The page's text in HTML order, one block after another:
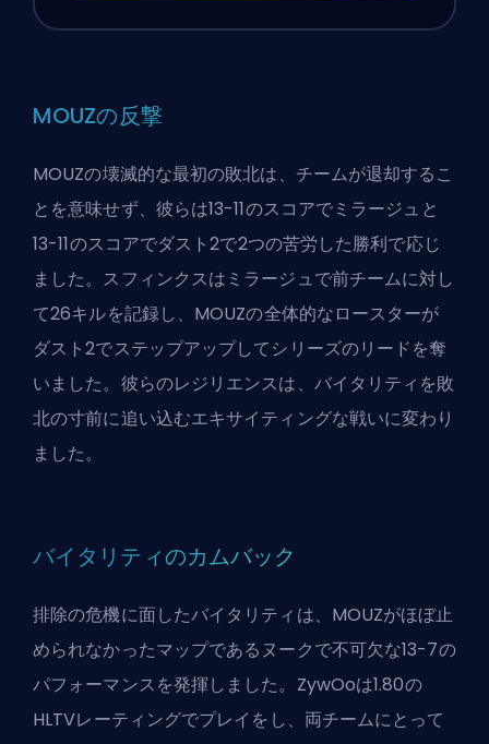
MOUZの反撃
MOUZの壊滅的な最初の敗北は、チームが退却するこ
とを意味せず、彼らは13-11のスコアでミラージュと
13-11のスコアでダスト2で2つの苦労した勝利で応じ
ました。スフィンクスはミラージュで前チームに対し
て26キルを記録し、MOUZの全体的なロースターが
ダスト2でステップアップしてシリーズのリードを奪
いました。彼らのレジリエンスは、バイタリティを敗
北の寸前に追い込むエキサイティングな戦いに変わり
ました。
バイタリティのカムバック
排除の危機に面したバイタリティは、MOUZがほぼ止
められなかったマップであるヌークで不可欠な13-7の
パフォーマンスを発揮しました。ZywOoは1.80の
HLTVレーティングでプレイをし、両チームにとって